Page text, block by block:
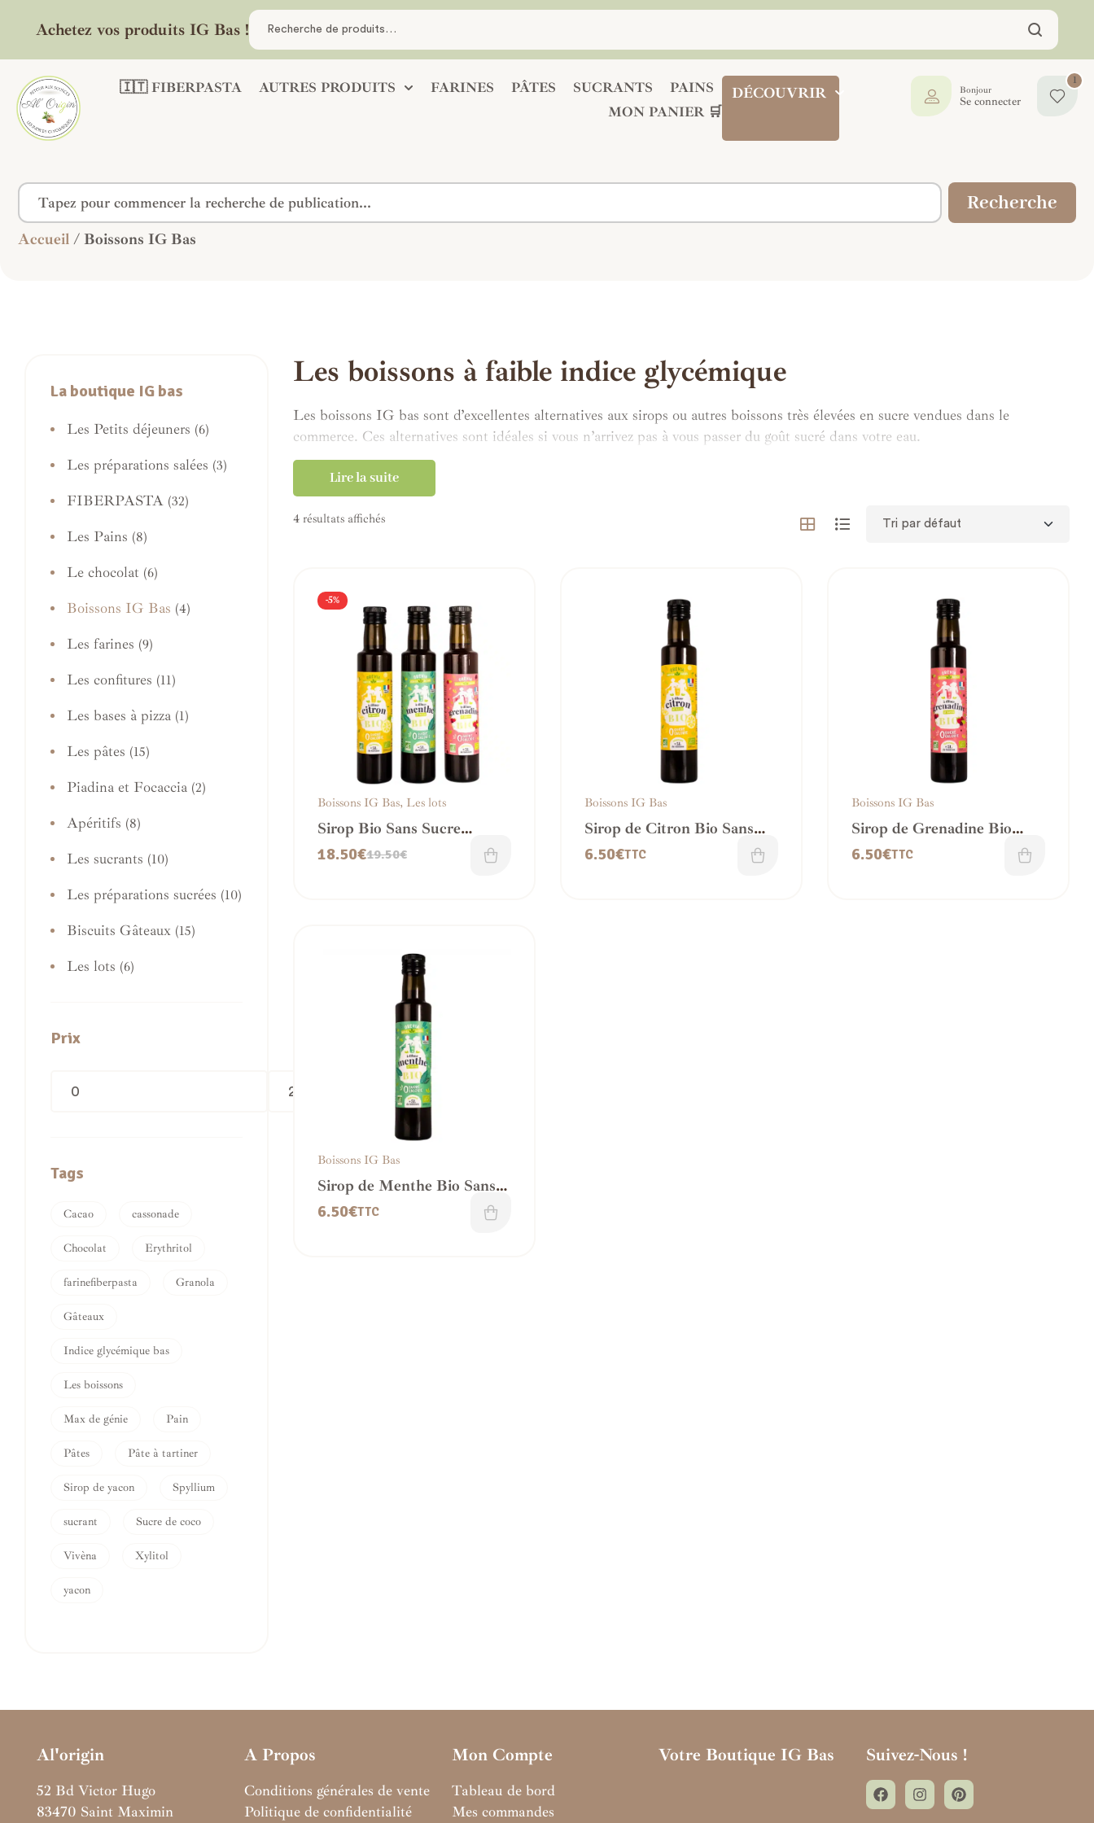
Achetez vos produits IG Bas !
🇮🇹 FIBERPASTA AUTRES PRODUITS FARINES PÂTES SUCRANTS
PAINS
MON PANIER 🛒
DÉCOUVRIR
1
Bonjour
Se connecter
Recherche
Accueil / Boissons IG Bas
Les boissons à faible indice glycémique
Les boissons IG bas sont d’excellentes alternatives aux sirops ou autres boissons très élevées en sucre vendues dans le
commerce. Ces alternatives sont idéales si vous n’arrivez pas à vous passer du goût sucré dans votre eau.
Cependant, l’eau pure reste le meilleur des liquides pour vous libérer progressivement de votre addiction aux sucres.
Parfaites aussi pour vos apéritifs entre amis… Colorez vos cocktails tout en gardant un indice glycémique bas, génial non ?
Ces boissons sont également idéales pour les enfants. Fini la culpabilité de refuser un verre de sirop au goûter !
Les enfants vous remercieront tout en se régalant !
Lire la suite
4 résultats affichés
-5%
Boissons IG Bas, Les lots
Sirop Bio Sans Sucre
OREVIA | Citron, Menthe,
Grenadine
19.50€
18.50€
Boissons IG Bas
Sirop de Citron Bio Sans
Sucre – IG bas
6.50€TTC
Boissons IG Bas
Sirop de Grenadine Bio
Sans Sucre – IG bas
6.50€TTC
Boissons IG Bas
Sirop de Menthe Bio Sans
Sucre – IG bas
6.50€TTC
La boutique IG bas
Les Petits déjeuners (6)
Les préparations salées (3)
FIBERPASTA (32)
Les Pains (8)
Le chocolat (6)
Boissons IG Bas (4)
Les farines (9)
Les confitures (11)
Les bases à pizza (1)
Les pâtes (15)
Piadina et Focaccia (2)
Apéritifs (8)
Les sucrants (10)
Les préparations sucrées (10)
Biscuits Gâteaux (15)
Les lots (6)
Prix
Tags
Cacao cassonade
Chocolat Erythritol
farinefiberpasta Granola
Gâteaux
Indice glycémique bas
Les boissons
Max de génie Pain
Pâtes Pâte à tartiner
Sirop de yacon Spyllium
sucrant Sucre de coco
Vivèna Xylitol
yacon
Al'origin
52 Bd Victor Hugo
83470 Saint Maximin
A Propos
Conditions générales de vente
Politique de confidentialité
Mon Compte
Tableau de bord
Mes commandes
Votre Boutique IG Bas Suivez-Nous !